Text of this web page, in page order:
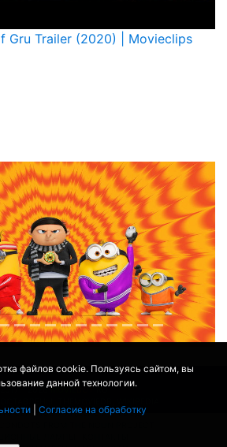
файлов cookie. Пользуясь сайтом, вы
данной технологии.
Согласие на обработку
Gru Trailer (2020) | Movieclips
- 2026MOVIEBOT.RU
СЕРВИСОМЯНДЕКС.ПЕРЕВОД
FROM THE NOUN PROJECT